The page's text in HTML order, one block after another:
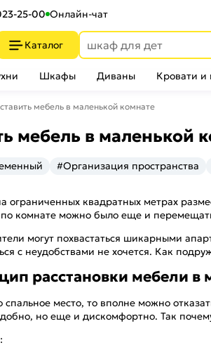
25-00 Онлайн-чат
Каталог
Шкафы Диваны Кровати и
мебель в маленькой комнате
мебель в маленькой
#Организация пространства
ограниченных квадратных метрах
комнате можно было еще и
могут похвастаться шикарными
с неудобствами не хочется. Как
расстановки мебели в
место, то вполне можно
но еще и дискомфортно. Так